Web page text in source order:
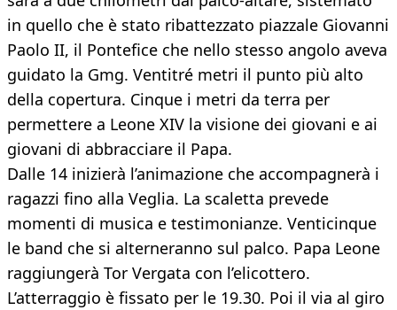
in quello che è stato ribattezzato piazzale Giovanni
Paolo II, il Pontefice che nello stesso angolo aveva
guidato la Gmg. Ventitré metri il punto più alto
della copertura. Cinque i metri da terra per
permettere a Leone XIV la visione dei giovani e ai
giovani di abbracciare il Papa.
Dalle 14 inizierà l’animazione che accompagnerà i
ragazzi fino alla Veglia. La scaletta prevede
momenti di musica e testimonianze. Venticinque
le band che si alterneranno sul palco. Papa Leone
raggiungerà Tor Vergata con l’elicottero.
L’atterraggio è fissato per le 19.30. Poi il via al giro